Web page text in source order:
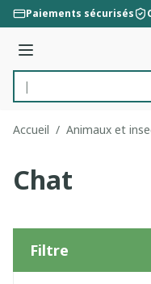
Aller au contenu
Paiements sécurisés
Menu
Rechercher
Accueil / Animaux et
Chat
Filtre